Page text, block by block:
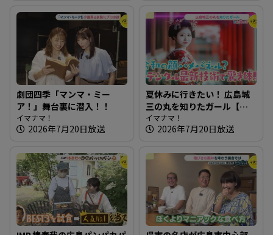
劇団四季「マンマ・ミー
ア！」舞台裏に潜入！！
イマナマ！
2026年7月20日放送
夏休みに行きたい！ 広島城
三の丸を知りたガール【街
ネタ！知りたガール】
イマナマ！
2026年7月20日放送